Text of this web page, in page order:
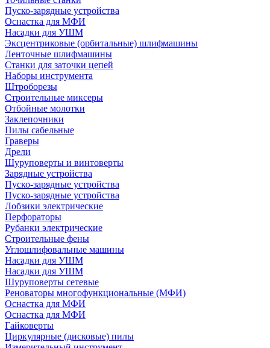
Пуско-зарядные устройства
Оснастка для МФИ
Насадки для УШМ
Эксцентриковые (орбитальные) шлифмашины
Ленточные шлифмашины
Станки для заточки цепей
Наборы инструмента
Штроборезы
Строительные миксеры
Отбойные молотки
Заклепочники
Пилы сабельные
Граверы
Дрели
Шуруповерты и винтоверты
Зарядные устройства
Пуско-зарядные устройства
Пуско-зарядные устройства
Лобзики электрические
Перфораторы
Рубанки электрические
Строительные фены
Углошлифовальные машины
Насадки для УШМ
Насадки для УШМ
Шуруповерты сетевые
Реноваторы многофункциональные (МФИ)
Оснастка для МФИ
Оснастка для МФИ
Гайковерты
Циркулярные (дисковые) пилы